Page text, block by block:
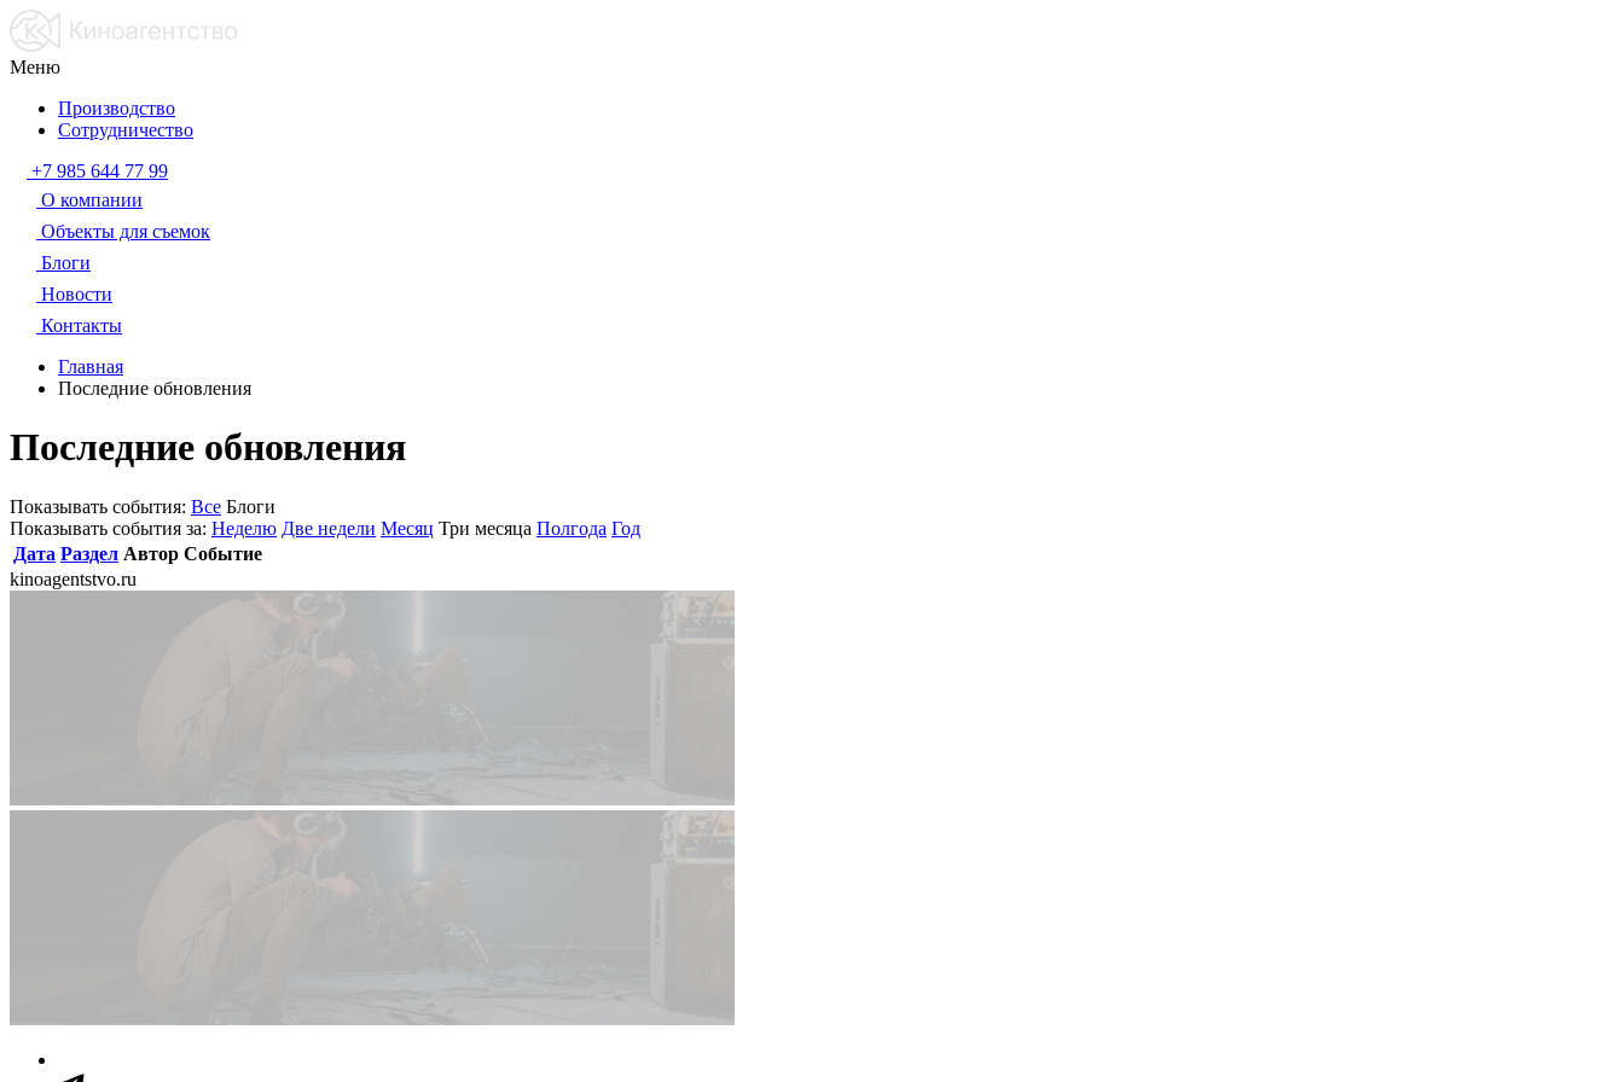
Меню
Производство
Сотрудничество
+7 985 644 77 99
О компании
Объекты для съемок
Блоги
Новости
Контакты
Главная
Последние обновления
Последние обновления
Показывать события: Все Блоги
Показывать события за: Неделю Две недели Месяц Три месяца Полгода Год
Дата Раздел Автор Событие
kinoagentstvo.ru